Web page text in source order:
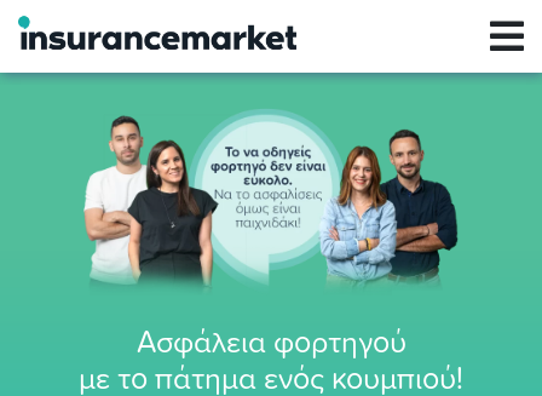
Ασφάλεια φορτηγού
με το πάτημα ενός κουμπιού!